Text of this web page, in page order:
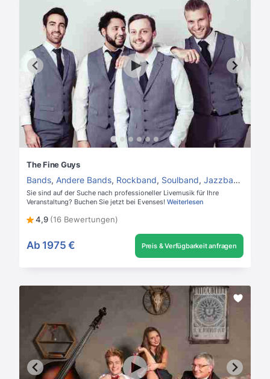
The Fine Guys
Bands, Andere Bands, Rockband, Soulband, Jazzband
Sie sind auf der Suche nach professioneller Livemusik für Ihre
Veranstaltung? Buchen Sie jetzt bei Evenses! Weiterlesen
4,9 (16 Bewertungen)
Ab 1975 € Preis & Verfügbarkeit anfragen